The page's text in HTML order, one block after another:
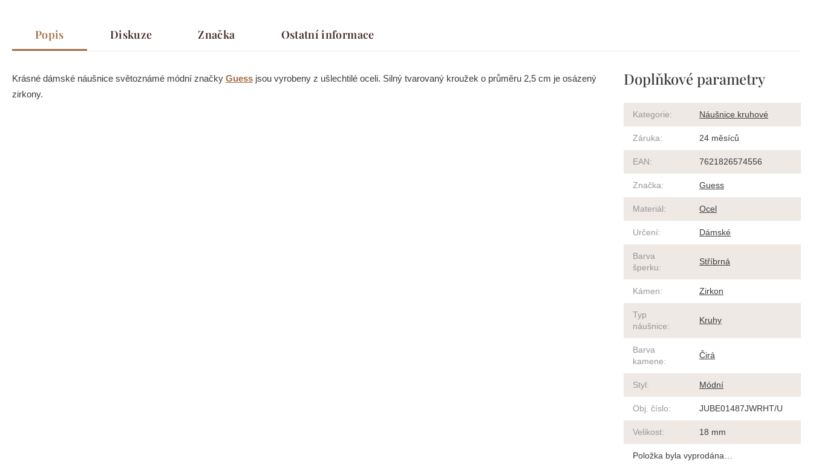
Popis Diskuze Značka Ostatní informace
Krásné dámské náušnice světoznámé módní značky Guess jsou vyrobeny z ušlechtilé oceli. Silný tvarovaný kroužek o průměru 2,5 cm je osázený
zirkony.
Doplňkové parametry
Kategorie: Náušnice kruhové
Záruka: 24 měsíců
EAN: 7621826574556
Značka: Guess
Materiál: Ocel
Určení: Dámské
Barva
šperku:
Stříbrná
Kámen: Zirkon
Typ
náušnice:
Kruhy
Barva
kamene:
Čirá
Styl: Módní
Obj. číslo: JUBE01487JWRHT/U
Velikost: 18 mm
Položka byla vyprodána…